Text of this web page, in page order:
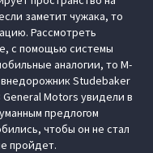
заметит чужака, то
Рассмотреть
с помощью системы
аналогии, то M-
внедорожник Studebaker
General Motors увидели в
предлогом
чтобы он не стал
пройдет.